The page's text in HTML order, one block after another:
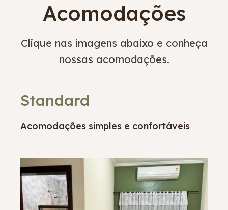
Acomodações
Clique nas imagens abaixo e conheça
nossas acomodações.
Standard
Acomodações simples e confortáveis